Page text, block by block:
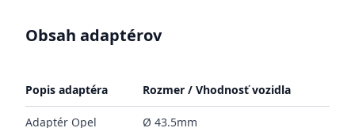
Obsah adaptérov
Popis adaptéra Rozmer / Vhodnosť vozidla
Adaptér Opel Ø 43.5mm